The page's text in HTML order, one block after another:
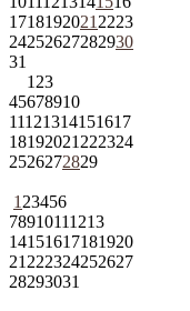
1718192021 2223
24252627282930
31
1 23
45678910
11121314151617
18192021 222324
2526272829
1 23456
78910111213
14151617181920
21 222324252627
28293031